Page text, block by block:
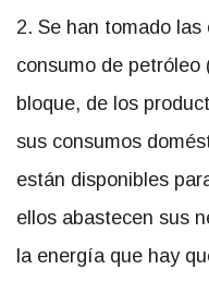
2. Se han tomado las
consumo de petróleo
bloque, de los
sus consumos
están disponibles
ellos abastecen sus
la energía que hay